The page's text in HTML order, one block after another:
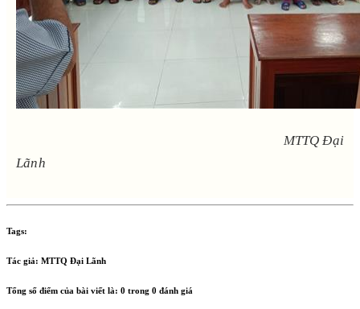
MTTQ Đại
Lãnh
Tags:
Tác giả: MTTQ Đại Lãnh
Tổng số điểm của bài viết là: 0 trong 0 đánh giá